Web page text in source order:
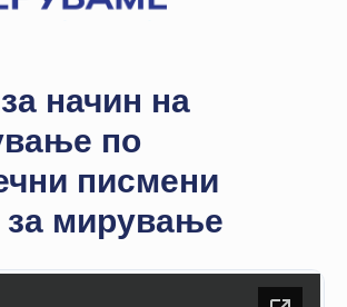
начин на
по
писмени
мирување